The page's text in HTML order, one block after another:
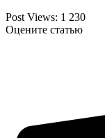
Post Views: 1 230
Оцените статью